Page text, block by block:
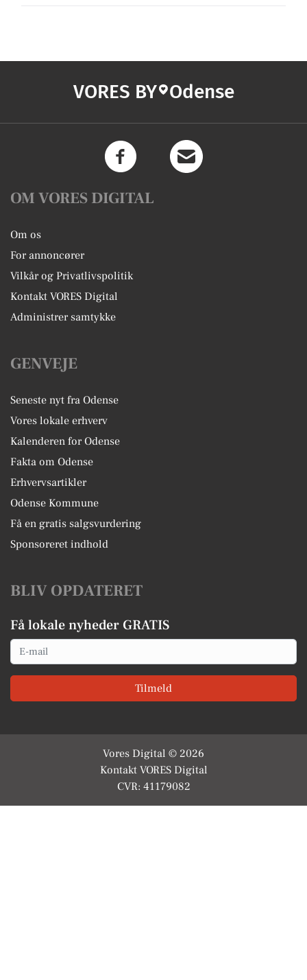
VORES BY Odense
OM VORES DIGITAL
Om os
For annoncører
Vilkår og Privatlivspolitik
Kontakt VORES Digital
Administrer samtykke
GENVEJE
Seneste nyt fra Odense
Vores lokale erhverv
Kalenderen for Odense
Fakta om Odense
Erhvervsartikler
Odense Kommune
Få en gratis salgsvurdering
Sponsoreret indhold
BLIV OPDATERET
Få lokale nyheder GRATIS
Email
Tilmeld
Vores Digital © 2026
Kontakt VORES Digital
CVR: 41179082